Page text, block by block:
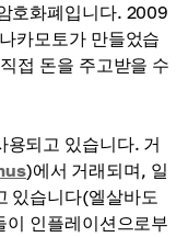
호화폐입니다. 2009
카모토가 만들었습
접 돈을 주고받을 수
용되고 있습니다. 거
)에서 거래되며, 일
있습니다(엘살바도
이 인플레이션으로부